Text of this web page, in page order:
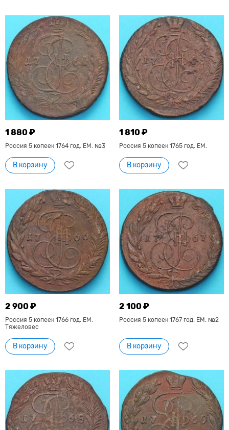
1 880 ₽
Россия 5 копеек 1764 год. ЕМ. №3
В корзину
1 810 ₽
Россия 5 копеек 1765 год. ЕМ.
В корзину
2 900 ₽
Россия 5 копеек 1766 год. ЕМ.
Тяжеловес
В корзину
2 100 ₽
Россия 5 копеек 1767 год. ЕМ. №2
В корзину